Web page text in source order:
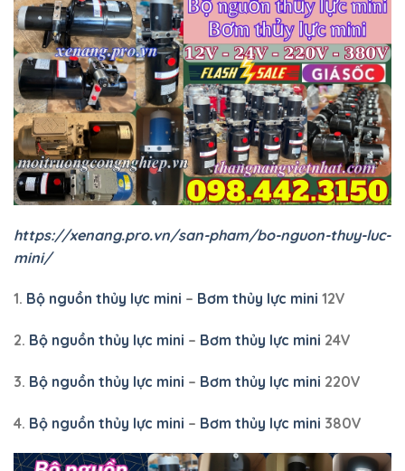
https://xenang.pro.vn/san-pham/bo-nguon-thuy-luc-
mini/
1. Bộ nguồn thủy lực mini – Bơm thủy lực mini 12V
2. Bộ nguồn thủy lực mini – Bơm thủy lực mini 24V
3. Bộ nguồn thủy lực mini – Bơm thủy lực mini 220V
4. Bộ nguồn thủy lực mini – Bơm thủy lực mini 380V